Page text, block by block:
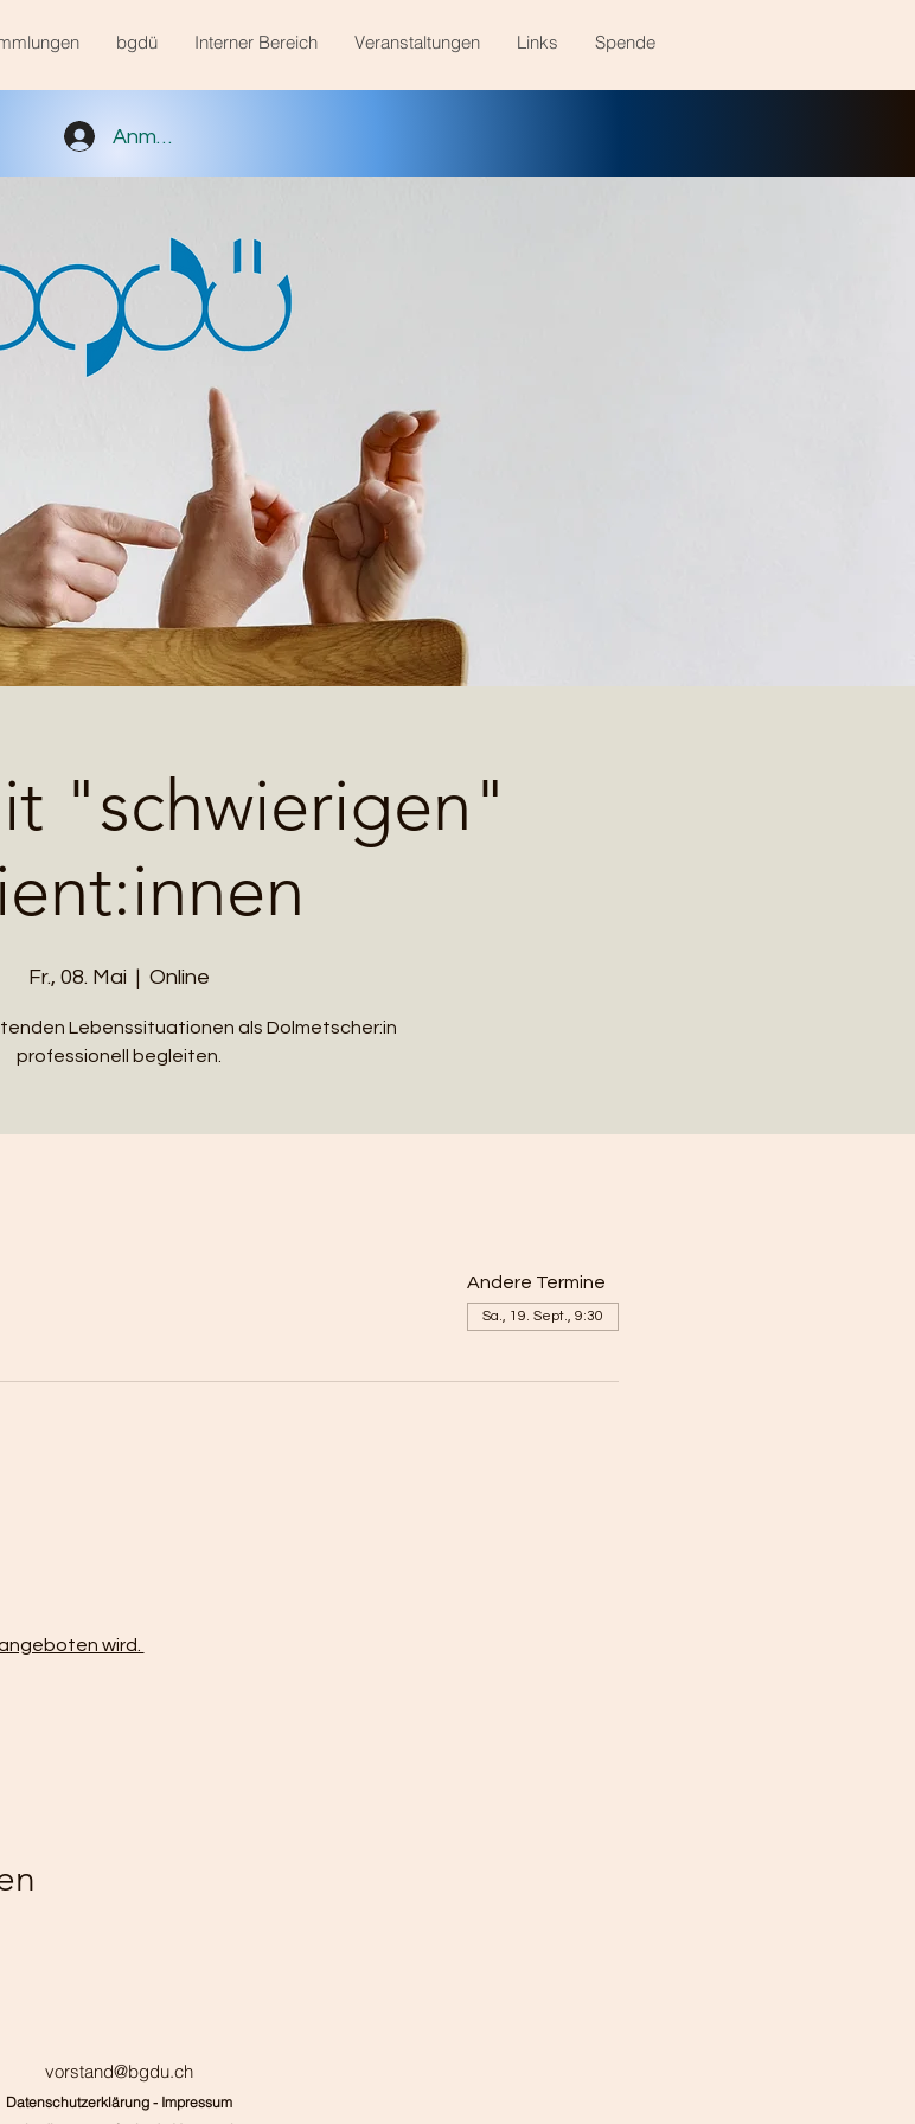
bgdü Interner Bereich Veranstaltungen Links Spende
Anmelden
"schwierigen"
Fr., 08. Mai
  |
Online
Lebenssituationen als Dolmetscher:in
professionell begleiten.
Andere Termine
Sa., 19. Sept., 9:30
wird.
vorstand@bgdu.ch
Datenschutzerklärung - Impressum